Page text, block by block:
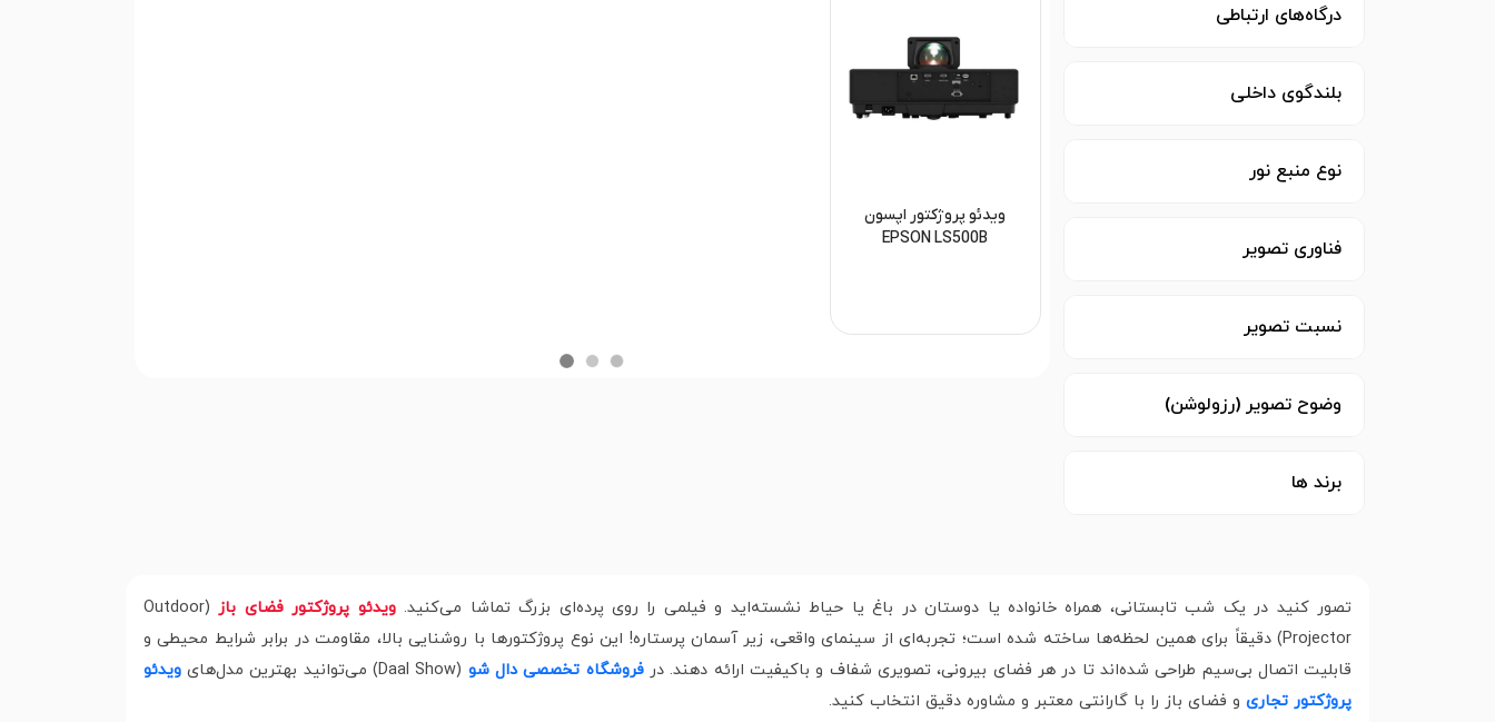
درگاه‌های ارتباطی
بلندگوی داخلی
نوع منبع نور
فناوری تصویر
نسبت تصویر
وضوح تصویر (رزولوشن)
برند ها
ویدئو پروژکتور اپسون
EPSON LS500B
تصور کنید در یک شب تابستانی، همراه خانواده یا دوستان در باغ یا حیاط نشسته‌اید و فیلمی را روی پرده‌ای بزرگ تماشا می‌کنید.ویدئو پروژکتور فضای باز (Outdoor
Projector) دقیقاً برای همین لحظه‌ها ساخته شده است؛ تجربه‌ای از سینمای واقعی، زیر آسمان پرستاره! این نوع پروژکتورها با روشنایی بالا، مقاومت در برابر شرایط محیطی و
قابلیت اتصال بی‌سیم طراحی شده‌اند تا در هر فضای بیرونی، تصویری شفاف و باکیفیت ارائه دهند. درفروشگاه تخصصی دال شو (Daal Show) می‌توانید بهترین مدل‌های
ویدئو
پروژکتور تجاریو فضای باز را با گارانتی معتبر و مشاوره دقیق انتخاب کنید.